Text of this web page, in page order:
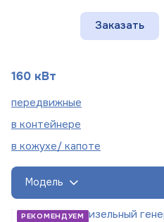
Заказать
160 кВт
передвижные
в контейнере
в кожухе/ капоте
Модель
РЕКОМЕНДУЕМДизельный